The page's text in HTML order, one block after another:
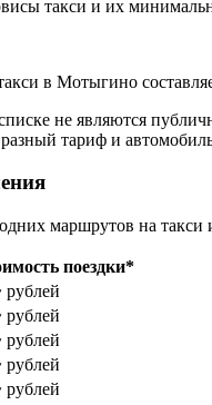
такси и их
в Мотыгино
не являются
тариф и
маршрутов на такси
поездки*
рублей
рублей
рублей
рублей
рублей